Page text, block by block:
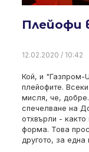
Плейофи
12.02.2020 / 10:42
Кой, и "Газпром-
плейофите.
мисля, че,
спечелване на
отхвърли - както
форма. Това
другото, за